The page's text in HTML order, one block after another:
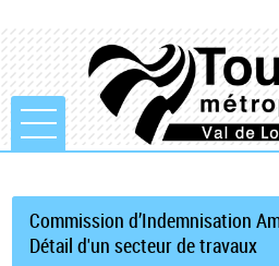
Ouvrir le menu
Mon compte
Commission d’Indemnisation
Détail d'un secteur de travaux